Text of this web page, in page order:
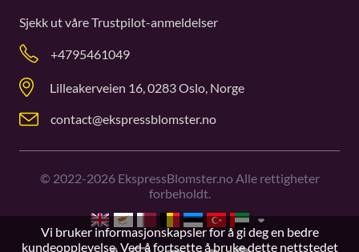
Sjekk ut våreTrustpilot-anmeldelser
+4795461049
Lilleakerveien 16, 0283 Oslo, Norge
contact@ekspressblomster.no
© 2022-2026EkspressBlomster.no Alle rettigheter
forbeholdt.
Vi bruker informasjonskapsler for å gi deg en bedre
kundeopplevelse. Ved å fortsette å bruke dette nettstedet